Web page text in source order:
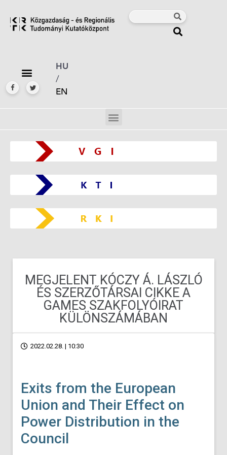
HU
/
EN
MEGJELENT KÓCZY Á. LÁSZLÓ
ÉS SZERZŐTÁRSAI CIKKE A
GAMES SZAKFOLYÓIRAT
KÜLÖNSZÁMÁBAN
2022.02.28. | 10:30
Exits from the European
Union and Their Effect on
Power Distribution in the
Council